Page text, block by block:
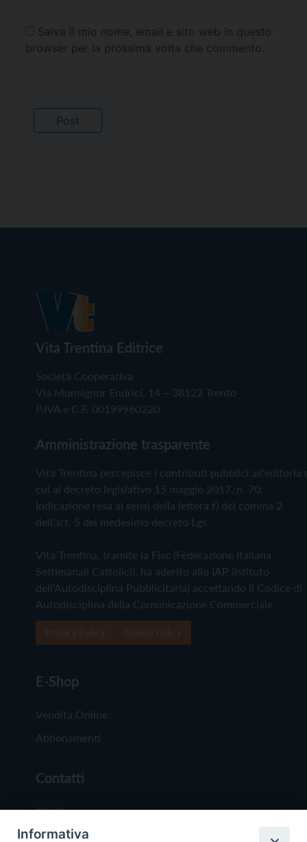
Salva il mio nome, email e sito web in questo
browser per la prossima volta che commento.
Vita Trentina Editrice
Società Cooperativa
Via Monsignor Endrici, 14 – 38122 Trento
P.IVA e C.F. 00199960220
Amministrazione trasparente
Vita Trentina percepisce i contributi pubblici all'editoria
cui al decreto legislativo 15 maggio 2017, n. 70.
Indicazione resa ai sensi della lettera f) del comma 2
dell'art. 5 del medesimo decreto Lgs.
Vita Trentina, tramite la Fisc (Federazione Italiana
Settimanali Cattolici), ha aderito allo IAP (Istituto
dell'Autodisciplina Pubblicitaria) accettando il Codice di
Autodisciplina della Comunicazione Commerciale
E-Shop
Vendita Online
Abbonamenti
Contatti
Chi Siamo
Redazione
Informativa